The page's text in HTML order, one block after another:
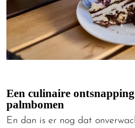
Een culinaire
palmbomen
En dan is er nog dat